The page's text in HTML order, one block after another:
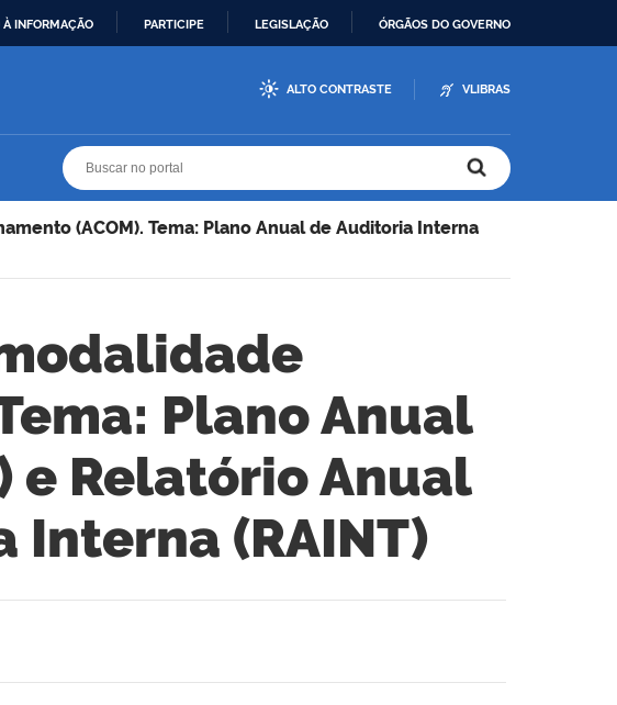
À INFORMAÇÃO PARTICIPE LEGISLAÇÃO ÓRGÃOS DO GOVERNO
ALTO CONTRASTE VLIBRAS
(ACOM). Tema: Plano Anual de Auditoria Interna
Plano Anual
e Relatório Anual
(RAINT)